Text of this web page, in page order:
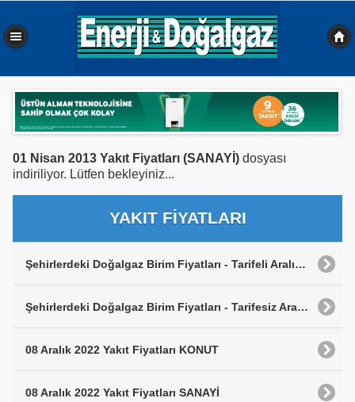
01 Nisan 2013 Yakıt Fiyatları (SANAYİ) dosyası
indiriliyor. Lütfen bekleyiniz...
YAKIT FİYATLARI
Şehirlerdeki Doğalgaz Birim Fiyatları - Tarifeli Aralık 2022
Şehirlerdeki Doğalgaz Birim Fiyatları - Tarifesiz Aralık 2022
08 Aralık 2022 Yakıt Fiyatları KONUT
08 Aralık 2022 Yakıt Fiyatları SANAYİ
0,453 sn